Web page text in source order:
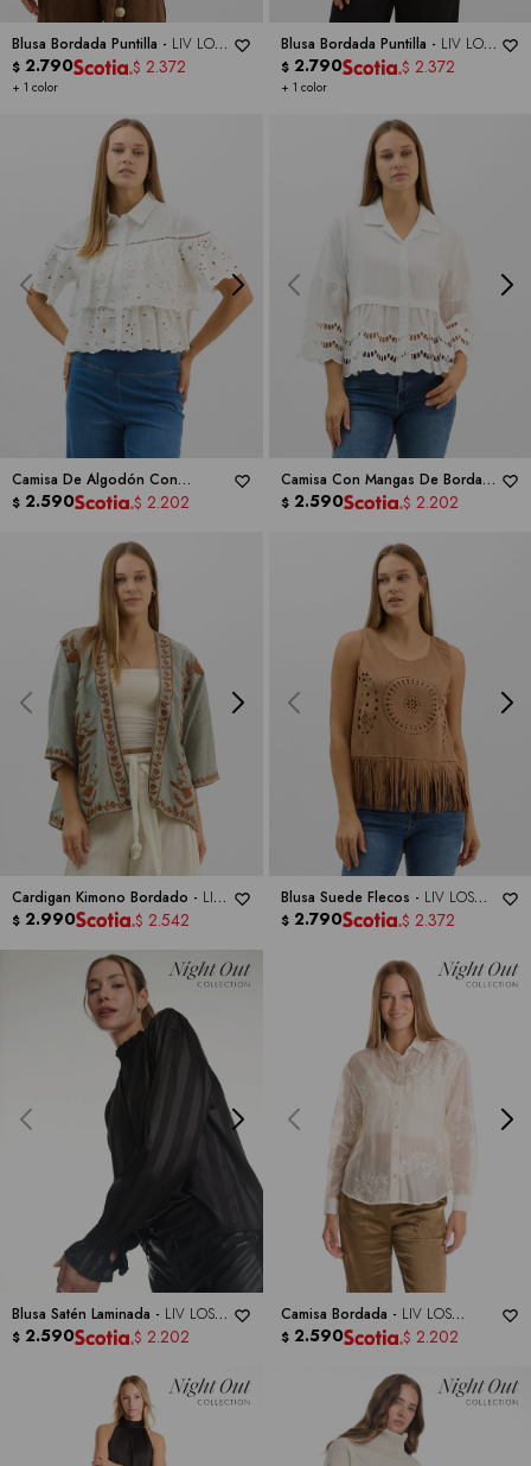
Blusa Bordada Puntilla - LIV LOS
ANGELES
+ 1 color
$ 2.790 $ 2.372
Blusa Bordada Puntilla - LIV LOS
ANGELES
+ 1 color
$ 2.790 $ 2.372
Camisa De Algodón Con
Bordado Suizo Y Volados -
$ 2.590 $ 2.202
Camisa Con Mangas De Bordado
Suizo -LIV LOS ANGELES
$ 2.590 $ 2.202
Cardigan Kimono Bordado - LIV
LOS ANGELES
$ 2.990 $ 2.542
Blusa Suede Flecos - LIV LOS
ANGELES
$ 2.790 $ 2.372
Blusa Satén Laminada - LIV LOS
ANGELES
$ 2.590 $ 2.202
Camisa Bordada - LIV LOS
ANGELES
$ 2.590 $ 2.202